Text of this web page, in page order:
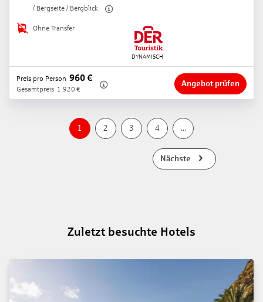
/ Bergseite / Bergblick
Ohne Transfer
Preis pro Person 960€
Gesamtpreis 1.920 €
Angebot prüfen
1 2 3 4 ...
Nächste
Zuletzt besuchte Hotels